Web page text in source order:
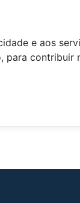
e aos
contribuir